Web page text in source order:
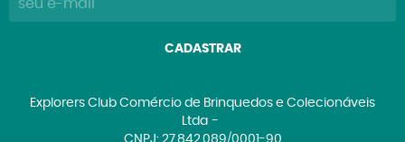
CADASTRAR
Explorers Club Comércio de Brinquedos e Colecionáveis
Ltda
CNPJ: 27.842.089/0001-90